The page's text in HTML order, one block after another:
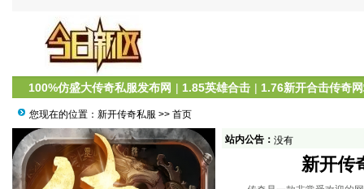
100%仿盛大传奇私服发布网 | 1.85英雄合击 | 1.76新开合击传奇
您现在的位置： 新开传奇私服 >> 首页
站内公告： 没有
新开传